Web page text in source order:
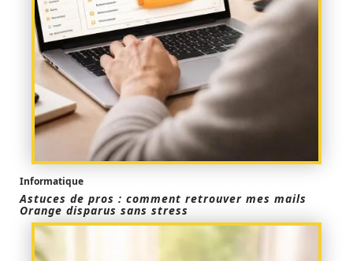
Informatique
Astuces de pros : comment retrouver mes mails
Orange disparus sans stress